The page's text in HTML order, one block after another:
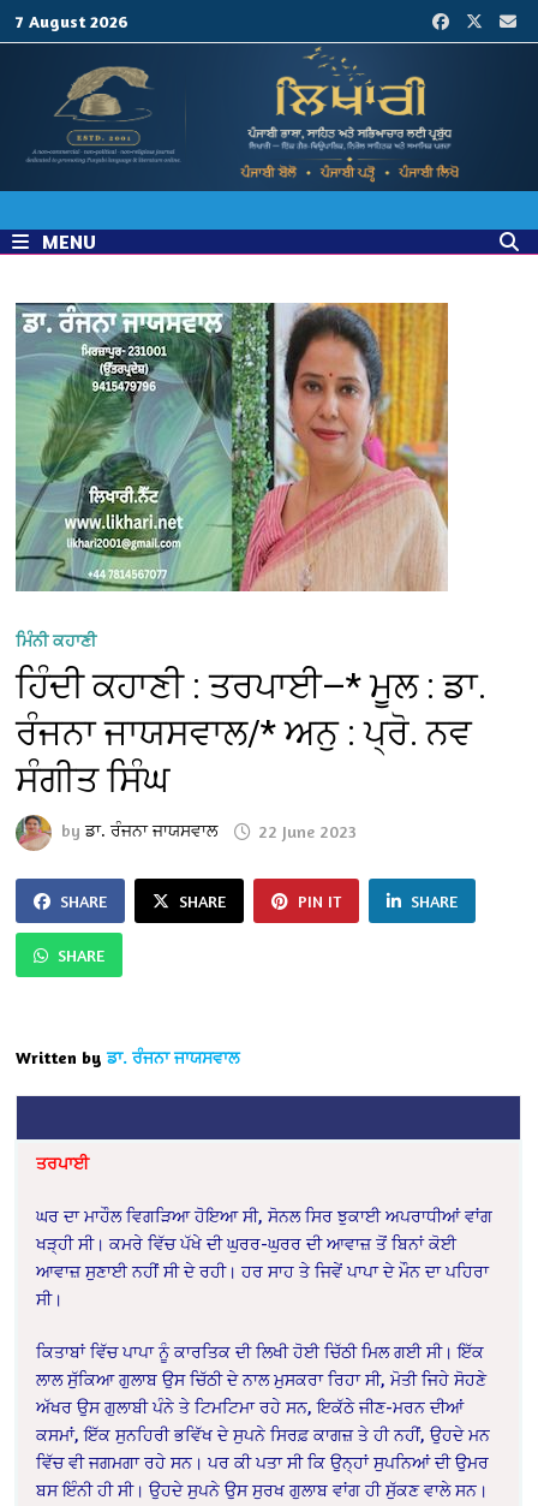
7 August 2026
MENU
ਮਿੰਨੀ ਕਹਾਣੀ
ਹਿੰਦੀ ਕਹਾਣੀ : ਤਰਪਾਈ—* ਮੂਲ : ਡਾ.
ਰੰਜਨਾ ਜਾਯਸਵਾਲ/* ਅਨੁ : ਪ੍ਰੋ. ਨਵ
ਸੰਗੀਤ ਸਿੰਘ
byਡਾ. ਰੰਜਨਾ ਜਾਯਸਵਾਲ 22 June 2023
SHARE SHARE PIN IT SHARE
SHARE
Written by ਡਾ. ਰੰਜਨਾ ਜਾਯਸਵਾਲ
ਤਰਪਾਈ
ਘਰ ਦ‍ਾ ਮਾਹੌਲ ਵਿਗੜਿਆ ਹੋਇਆ ਸੀ, ਸੋਨਲ ਸਿਰ ਝੁਕਾਈ ਅਪਰਾਧੀਆਂ ਵਾਂਗ
ਖੜ੍ਹੀ ਸੀ। ਕਮਰੇ ਵਿੱਚ ਪੱਖੇ ਦੀ ਘੁਰਰ-ਘੁਰਰ ਦੀ ਆਵਾਜ਼ ਤੋਂ ਬਿਨਾਂ ਕੋਈ
ਆਵਾਜ਼ ਸੁਣਾਈ ਨਹੀਂ ਸੀ ਦੇ ਰਹੀ। ਹਰ ਸਾਹ ਤੇ ਜਿਵੇਂ ਪਾਪਾ ਦੇ ਮੌਨ ਦਾ ਪਹਿਰਾ
ਸੀ।
ਕਿਤਾਬਾਂ ਵਿੱਚ ਪਾਪਾ ਨੂੰ ਕਾਰਤਿਕ ਦੀ ਲਿਖੀ ਹੋਈ ਚਿੱਠੀ ਮਿਲ ਗਈ ਸੀ। ਇੱਕ
ਲਾਲ ਸੁੱਕਿਆ ਗੁਲਾਬ ਉਸ ਚਿੱਠੀ ਦੇ ਨਾਲ ਮੁਸਕਰਾ ਰਿਹਾ ਸੀ, ਮੋਤੀ ਜਿਹੇ ਸੋਹਣੇ
ਅੱਖਰ ਉਸ ਗੁਲਾਬੀ ਪੰਨੇ ਤੇ ਟਿਮਟਿਮਾ ਰਹੇ ਸਨ, ਇਕੱਠੇ ਜੀਣ-ਮਰਨ ਦੀਆਂ
ਕਸਮਾਂ, ਇੱਕ ਸੁਨਹਿਰੀ ਭਵਿੱਖ ਦੇ ਸੁਪਨੇ ਸਿਰਫ਼ ਕਾਗਜ਼ ਤੇ ਹੀ ਨਹੀਂ, ਉਹਦੇ ਮਨ
ਵਿੱਚ ਵੀ ਜਗਮਗਾ ਰਹੇ ਸਨ। ਪਰ ਕੀ ਪਤਾ ਸੀ ਕਿ ਉਨ੍ਹਾਂ ਸੁਪਨਿਆਂ ਦੀ ਉਮਰ
ਬਸ ਇੰਨੀ ਹੀ ਸੀ। ਉਹਦੇ ਸੁਪਨੇ ਉਸ ਸੁਰਖ ਗੁਲਾਬ ਵਾਂਗ ਹੀ ਸੁੱਕਣ ਵਾਲੇ ਸਨ।